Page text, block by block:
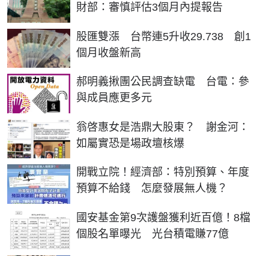
財部：審慎評估3個月內提報告
股匯雙漲 台幣連5升收29.738 創1
個月收盤新高
郝明義揪團公民調查缺電 台電：參
與成員應更多元
翁啓惠女是浩鼎大股東？ 謝金河：
如屬實恐是場政壇核爆
開戰立院！經濟部：特別預算、年度
預算不給錢 怎麼發展無人機？
國安基金第9次護盤獲利近百億！8檔
個股名單曝光 光台積電賺77億